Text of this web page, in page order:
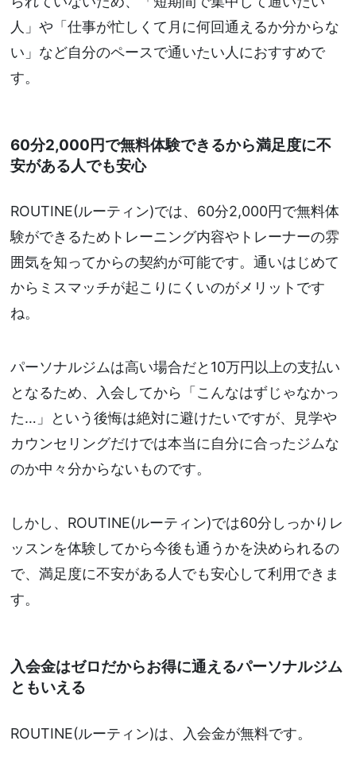
人」や「仕事が忙しくて月に何回通えるか分からな
い」など自分のペースで通いたい人におすすめで
す。
60分2,000円で無料体験できるから満足度に不
安がある人でも安心
ROUTINE(ルーティン)では、60分2,000円で無料体
験ができるためトレーニング内容やトレーナーの雰
囲気を知ってからの契約が可能です。通いはじめて
からミスマッチが起こりにくいのがメリットです
ね。
パーソナルジムは高い場合だと10万円以上の支払い
となるため、入会してから「こんなはずじゃなかっ
た…」という後悔は絶対に避けたいですが、見学や
カウンセリングだけでは本当に自分に合ったジムな
のか中々分からないものです。
しかし、ROUTINE(ルーティン)では60分しっかりレ
ッスンを体験してから今後も通うかを決められるの
で、満足度に不安がある人でも安心して利用できま
す。
入会金はゼロだからお得に通えるパーソナルジム
ともいえる
ROUTINE(ルーティン)は、入会金が無料です。